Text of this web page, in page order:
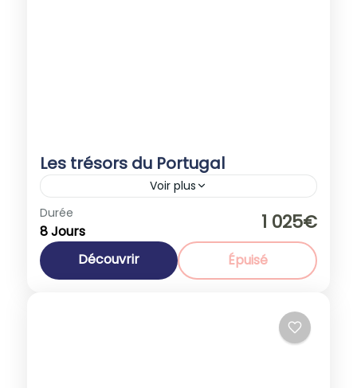
Les trésors du Portugal
Voir plus
Promotions
Europe,Portugal
1-40 People
Durée
8 Jours 1 025€
Découvrir Épuisé